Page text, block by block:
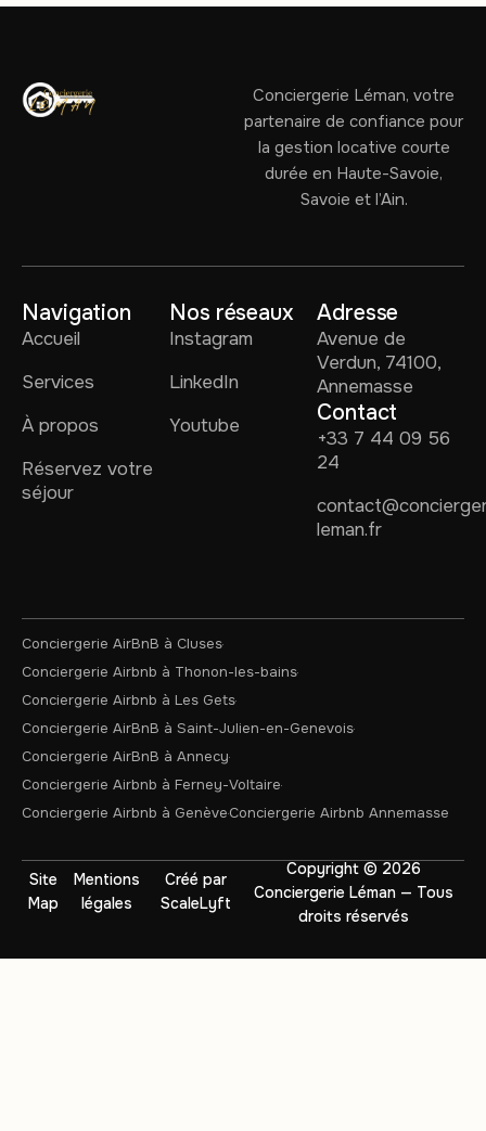
Conciergerie Léman, votre
partenaire de confiance pour
la gestion locative courte
durée en Haute-Savoie,
Savoie et l’Ain.
Navigation
Accueil
Services
À propos
Réservez votre
séjour
Nos réseaux
Instagram
LinkedIn
Youtube
Adresse
Avenue de
Verdun, 74100,
Annemasse
Contact
+33 7 44 09 56
24
leman.fr
Conciergerie AirBnB à Cluses
Conciergerie Airbnb à Thonon-les-bains
Conciergerie Airbnb à Les Gets
Conciergerie AirBnB à Saint-Julien-en-Genevois
Conciergerie AirBnB à Annecy
Conciergerie Airbnb à Ferney-Voltaire
Conciergerie Airbnb à GenèveConciergerie Airbnb Annemasse
Copyright © 2026
Conciergerie Léman — Tous
droits réservés
Site
Map
Mentions
légales
Créé par
ScaleLyft